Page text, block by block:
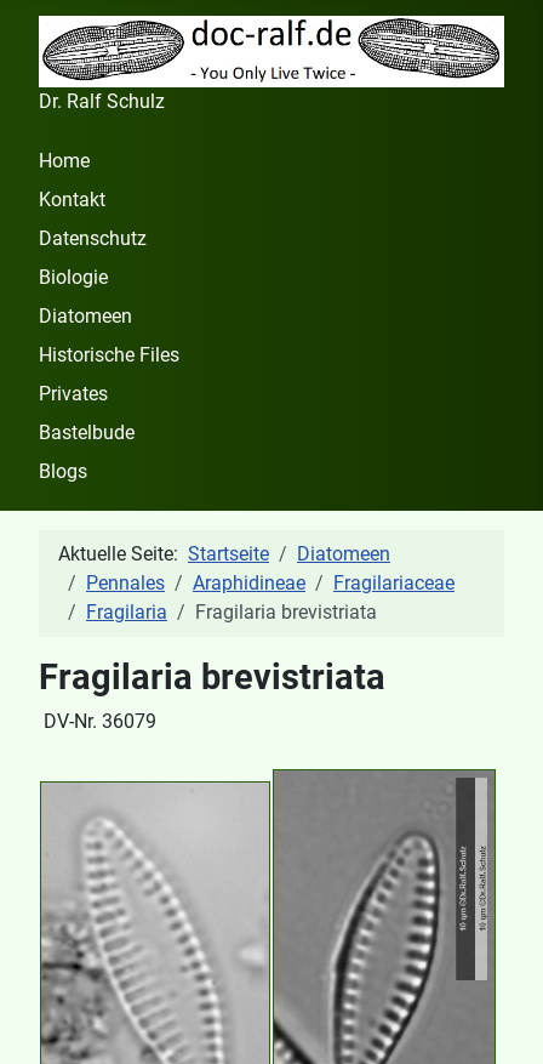
Dr. Ralf Schulz
Home
Kontakt
Datenschutz
Biologie
Diatomeen
Historische Files
Privates
Bastelbude
Blogs
Aktuelle Seite: Startseite
Diatomeen
Pennales
Araphidineae
Fragilariaceae
Fragilaria
Fragilaria brevistriata
Fragilaria brevistriata
DV-Nr. 36079